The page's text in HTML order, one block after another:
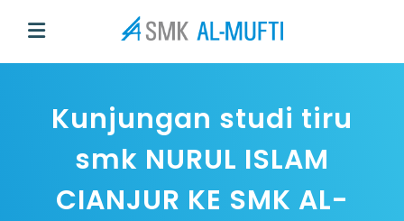
Kunjungan studi tiru
smk NURUL ISLAM
CIANJUR KE SMK AL-